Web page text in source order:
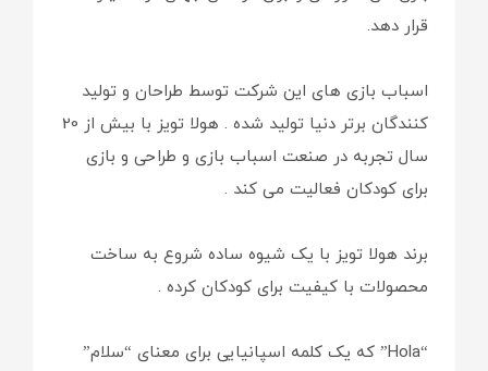
قرار دهد.
اسباب بازی‌ های این شرکت توسط طراحان و تولید
کنندگان برتر دنیا تولید شده . هولا تویز با بیش از 20
سال تجربه در صنعت اسباب بازی و طراحی و بازی
برای کودکان فعالیت می کند .
برند هولا تویز با یک شیوه ساده شروع به ساخت
محصولات با کیفیت برای کودکان کرده .
“Hola” که یک کلمه اسپانیایی برای معنای “سلام”